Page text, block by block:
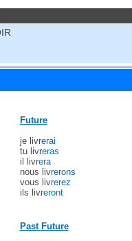
Future
je livrerai
tu livreras
il livrera
nous livrerons
vous livrerez
ils livreront
Past Future